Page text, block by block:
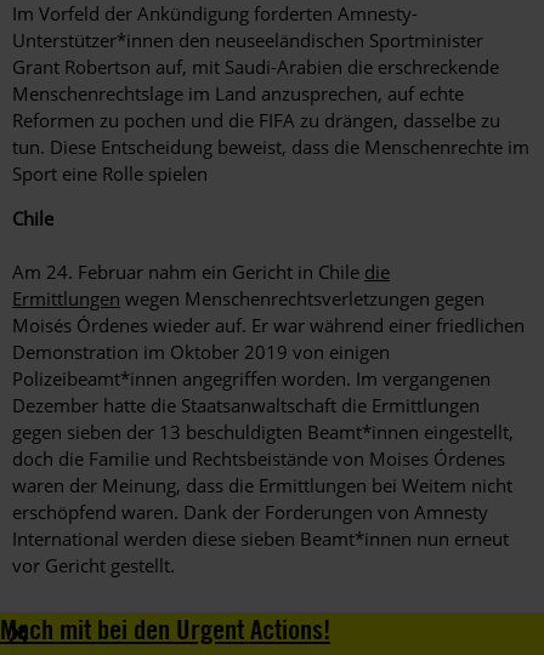
Im Vorfeld der Ankündigung forderten Amnesty-
Unterstützer*innen den neuseeländischen Sportminister
Grant Robertson auf, mit Saudi-Arabien die erschreckende
Menschenrechtslage im Land anzusprechen, auf echte
Reformen zu pochen und die FIFA zu drängen, dasselbe zu
tun. Diese Entscheidung beweist, dass die Menschenrechte im
Sport eine Rolle spielen
Chile
Am 24. Februar nahm ein Gericht in Chile die
Ermittlungen wegen Menschenrechtsverletzungen gegen
Moisés Órdenes wieder auf. Er war während einer friedlichen
Demonstration im Oktober 2019 von einigen
Polizeibeamt*innen angegriffen worden. Im vergangenen
Dezember hatte die Staatsanwaltschaft die Ermittlungen
gegen sieben der 13 beschuldigten Beamt*innen eingestellt,
doch die Familie und Rechtsbeistände von Moises Órdenes
waren der Meinung, dass die Ermittlungen bei Weitem nicht
erschöpfend waren. Dank der Forderungen von Amnesty
International werden diese sieben Beamt*innen nun erneut
vor Gericht gestellt.
Tweet über die Protestaktion von Amnesty in Chile für Moisés
Mach mit bei den Urgent Actions!